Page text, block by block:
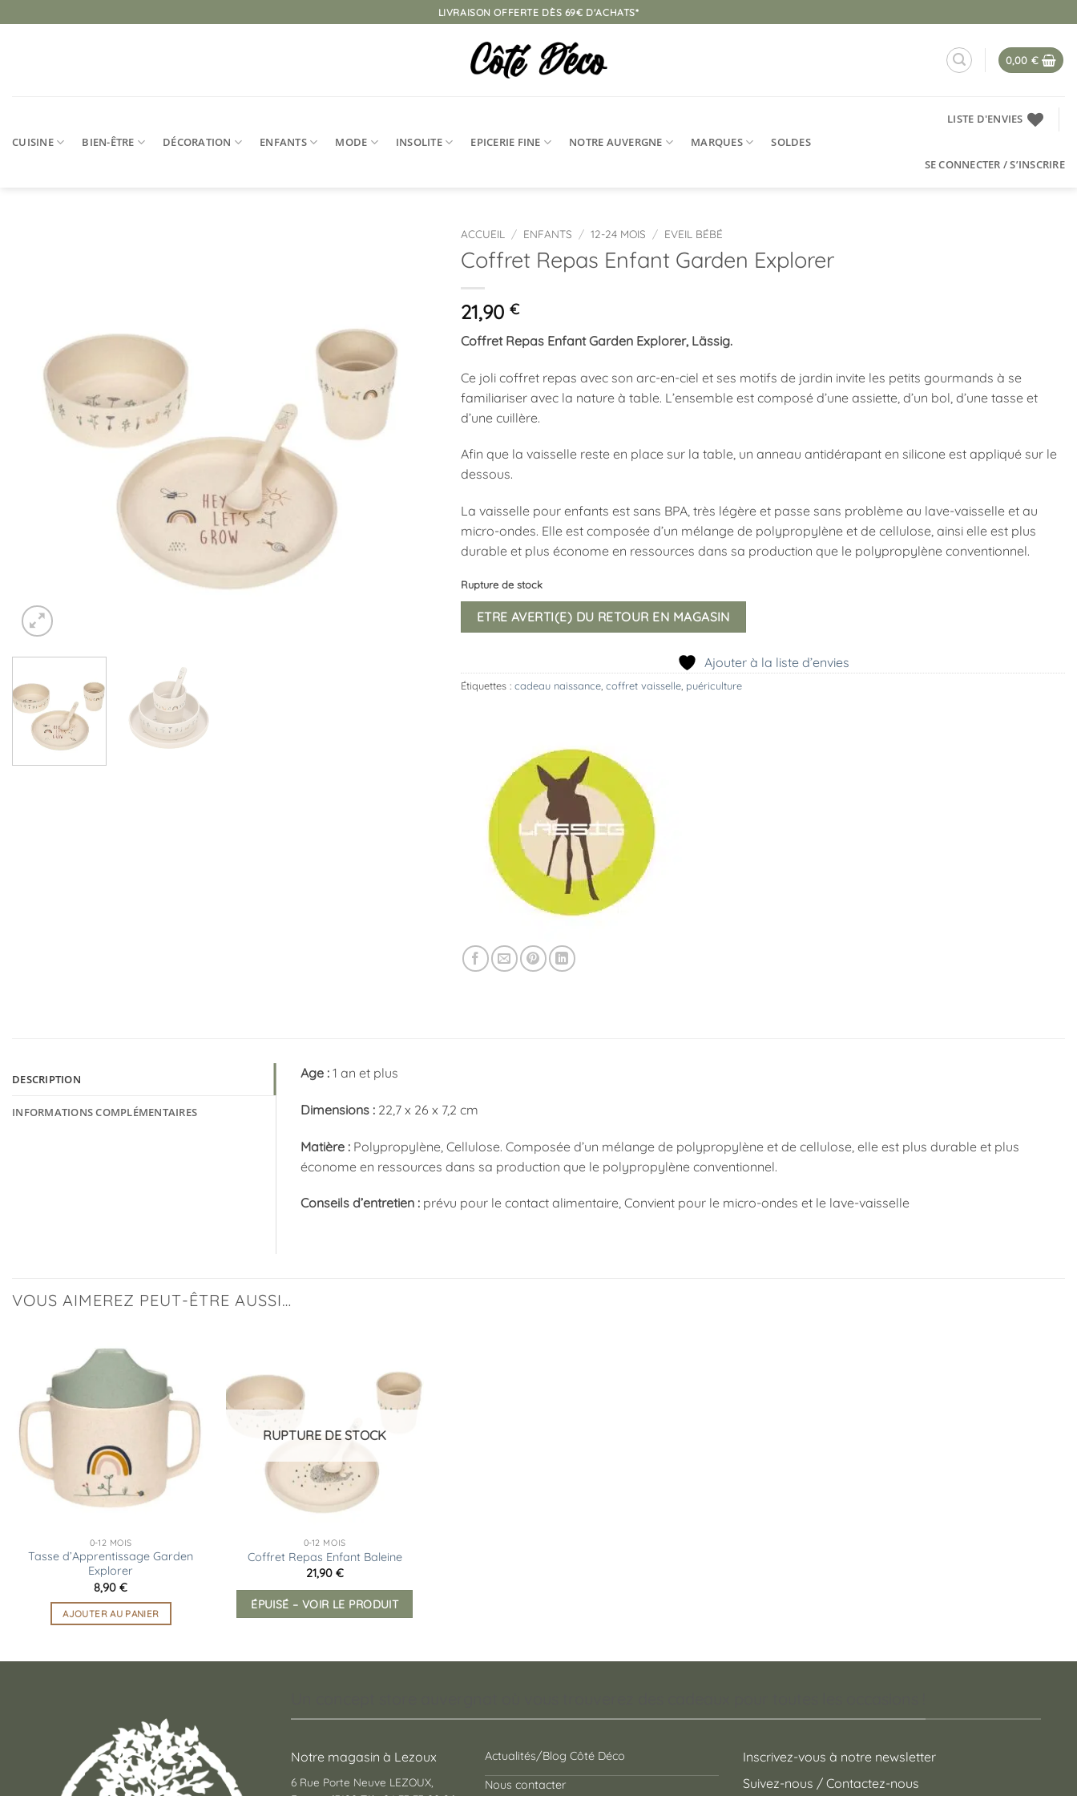
au
LIVRAISON OFFERTE DÈS 69€ D'ACHATS*
0,00 €
CUISINE BIEN-ÊTRE DÉCORATION ENFANTS MODE INSOLITE EPICERIE FINE NOTRE AUVERGNE MARQUES SOLDES
LISTE D'ENVIES
SE CONNECTER / S’INSCRIRE
ACCUEIL / ENFANTS / 12-24 MOIS / EVEIL BÉBÉ
Coffret Repas Enfant Garden Explorer
21,90 €
Coffret Repas Enfant Garden Explorer, Lässig.
Ce joli coffret repas avec son arc-en-ciel et ses motifs de jardin invite les petits gourmands à se
familiariser avec la nature à table. L’ensemble est composé d’une assiette, d’un bol, d’une tasse et
d’une cuillère.
Afin que la vaisselle reste en place sur la table, un anneau antidérapant en silicone est appliqué sur le
dessous.
La vaisselle pour enfants est sans BPA, très légère et passe sans problème au lave-vaisselle et au
micro-ondes. Elle est composée d’un mélange de polypropylène et de cellulose, ainsi elle est plus
durable et plus économe en ressources dans sa production que le polypropylène conventionnel.
Rupture de stock
ETRE AVERTI(E) DU RETOUR EN MAGASIN
Ajouter à la liste d’envies
Étiquettes : cadeau naissance coffret vaisselle puériculture
DESCRIPTION
INFORMATIONS COMPLÉMENTAIRES
Age : 1 an et plus
Dimensions :22,7 x 26 x 7,2 cm
Matière :Polypropylène, Cellulose. Composée d’un mélange de polypropylène et de cellulose, elle est plus durable et plus
économe en ressources dans sa production que le polypropylène conventionnel.
Conseils d’entretien :prévu pour le contact alimentaire, Convient pour le micro-ondes et le lave-vaisselle
VOUS AIMEREZ PEUT-ÊTRE AUSSI…
Ajouter
liste
d’envies
0-12 MOIS
Tasse d’Apprentissage Garden
Explorer
8,90€
AJOUTER AU PANIER
Ajouter
à la
liste
d’envies
RUPTURE DE STOCK
0-12 MOIS
Coffret Repas Enfant Baleine
21,90 €
ÉPUISÉ – VOIR LE PRODUIT
Notre magasin à Lezoux
6 Rue Porte Neuve LEZOUX,
Actualités/Blog Côté Déco
Nous contacter
Inscrivez-vous à notre newsletter
Suivez-nous / Contactez-nous